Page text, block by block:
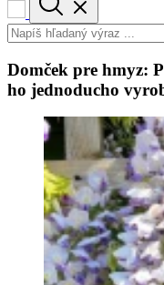
Domček pre hmyz:
ho jednoducho